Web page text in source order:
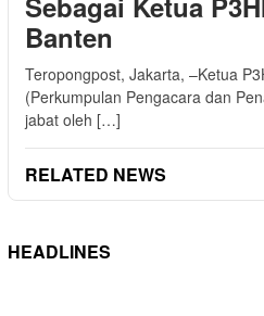
Banten
Teropongpost, Jakarta, –Ketua
(Perkumpulan Pengacara dan
jabat oleh […]
RELATED NEWS
HEADLINES